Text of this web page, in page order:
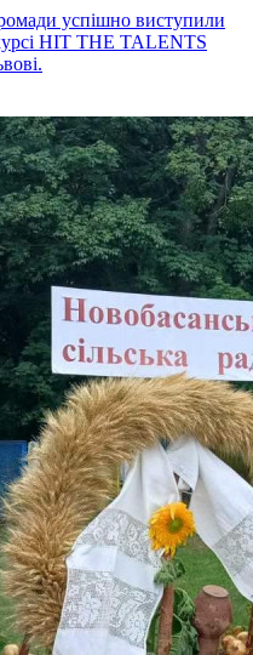
успішно виступили
HIT THE TALENTS